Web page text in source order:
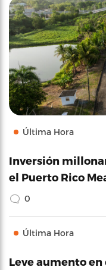
Última Hora
Inversión
el Puerto Rico
0
Última Hora
Leve aumento en